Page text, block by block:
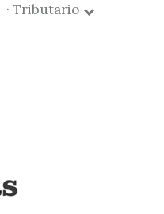
· Tributario